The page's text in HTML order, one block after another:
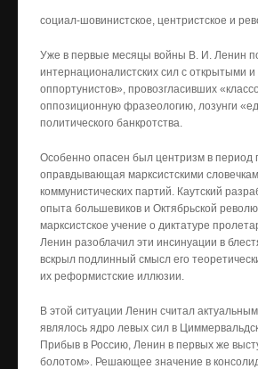
социал-шовинистское, центристское и
Уже в первые месяцы войны В. И. Ленин
интернационалистских сил с открытыми
оппортунистов», провозгласивших
оппозиционную фразеологию, лозунги
политического банкротства.
Особенно опасен был центризм в период
оправдывающая марксистскими
коммунистических партий. Каутский
опыта большевиков и Октябрьской
марксистское учение о диктатуре
Ленин разоблачил эти инсинуации в
вскрыл подлинный смысл его
их реформистские иллюзии.
В этой ситуации Ленин считал
являлось ядро левых сил в
Прибыв в Россию, Ленин в первых же
болотом». Решающее значение в